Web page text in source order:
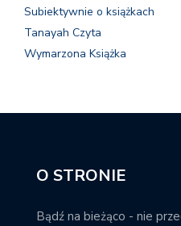
Subiektywnie o książkach
Tanayah Czyta
Wymarzona Książka
O STRONIE
Bądź na bieżąco - nie